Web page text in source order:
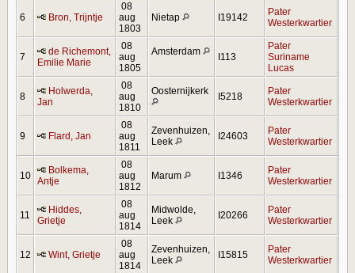
6 Bron, Trijntje
08
aug
1803
Nietap I19142
Pater
Westerkwartier
7
de Richemont,
Emilie Marie
08
aug
1805
Amsterdam I113
Pater
Suriname
Lucas
8
Holwerda,
Jan
08
aug
1810
Oosternijkerk I5218
Pater
Westerkwartier
9 Flard, Jan
08
aug
1811
Zevenhuizen,
Leek
I24603
Pater
Westerkwartier
10
Bolkema,
Antje
08
aug
1812
Marum I1346
Pater
Westerkwartier
11
Hiddes,
Grietje
08
aug
1814
Midwolde,
Leek
I20266
Pater
Westerkwartier
12 Wint, Grietje
08
aug
1814
Zevenhuizen,
Leek
I15815
Pater
Westerkwartier